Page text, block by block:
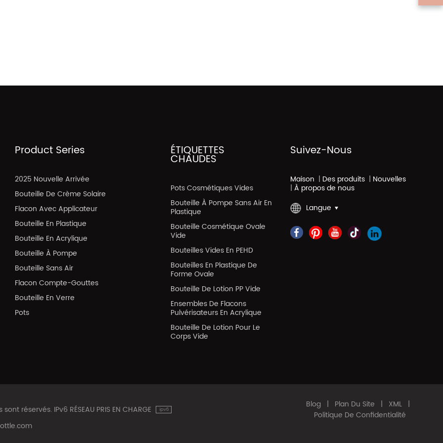
Product Series
2025 Nouvelle Arrivée
Bouteille De Crème Solaire
Flacon Avec Applicateur
Bouteille En Plastique
Bouteille En Acrylique
Bouteille À Pompe
Bouteille Sans Air
Flacon Compte-Gouttes
Bouteille En Verre
Pots
ÉTIQUETTES
CHAUDES
Pots Cosmétiques Vides
Bouteille À Pompe Sans Air En
Plastique
Bouteille Cosmétique Ovale
Vide
Bouteilles Vides En PEHD
Bouteilles En Plastique De
Forme Ovale
Bouteille De Lotion PP Vide
Ensembles De Flacons
Pulvérisateurs En Acrylique
Bouteille De Lotion Pour Le
Corps Vide
Suivez-Nous
Maison | Des produits | Nouvelles
| À propos de nous
Langue
réservés. IPv6 RÉSEAU PRIS EN CHARGE Blog | Plan Du Site | XML |
Politique De Confidentialité